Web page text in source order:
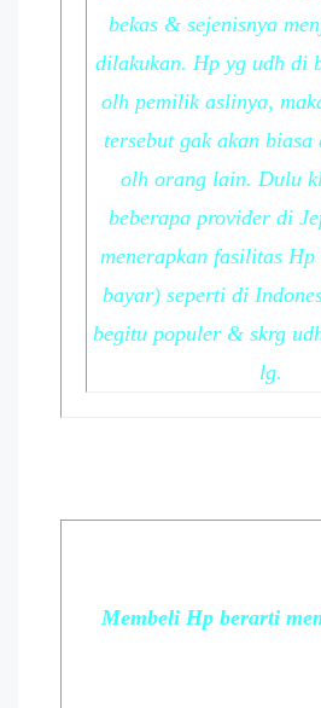
bekas & sejenisnya
dilakukan. Hp yg udh di
olh pemilik aslinya,
tersebut gak akan biasa
olh orang lain. Dulu
beberapa provider di
menerapkan fasilitas
bayar) seperti di
begitu populer & skrg
lg.
Membeli Hp berarti